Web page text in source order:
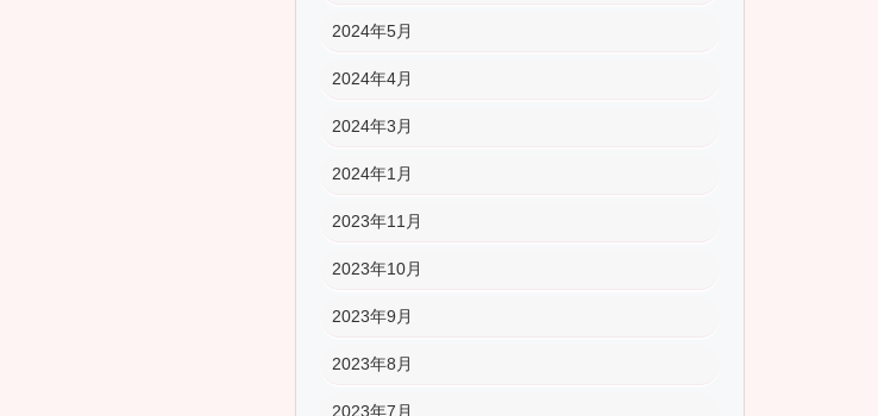
2024年5月
2024年4月
2024年3月
2024年1月
2023年11月
2023年10月
2023年9月
2023年8月
2023年7月